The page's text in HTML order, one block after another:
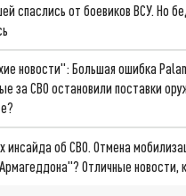
спаслись от боевиков ВСУ. Но
новости": Большая ошибка
за СВО остановили поставки
инсайда об СВО. Отмена
Отличные новости,